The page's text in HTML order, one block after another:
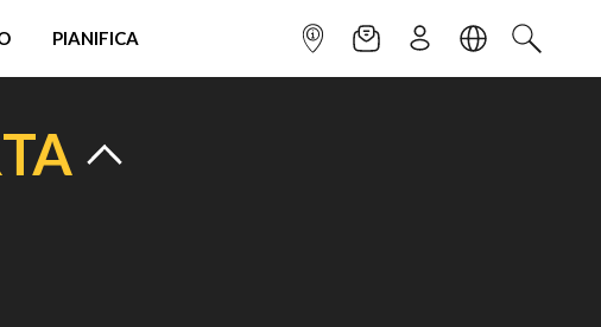
PIANIFICA INFOPOINTNEWSLETTER
ISCRIVITILINGUACERCA